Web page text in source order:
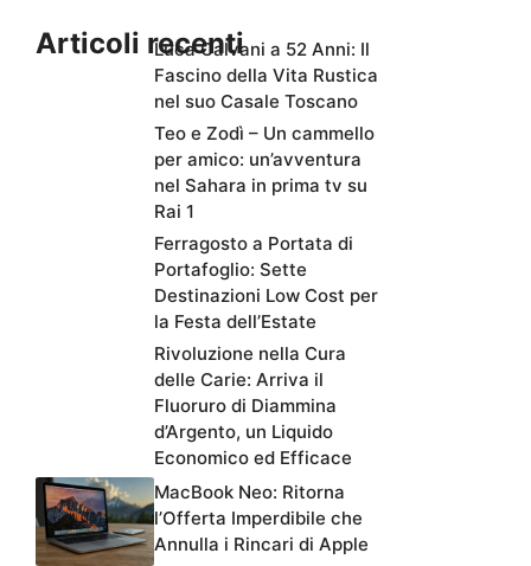
Articoli recentiLuca Calvani a 52 Anni: Il
Fascino della Vita Rustica
nel suo Casale Toscano
Teo e Zodì – Un cammello
per amico: un’avventura
nel Sahara in prima tv su
Rai 1
Ferragosto a Portata di
Portafoglio: Sette
Destinazioni Low Cost per
la Festa dell’Estate
Rivoluzione nella Cura
delle Carie: Arriva il
Fluoruro di Diammina
d’Argento, un Liquido
Economico ed Efficace
MacBook Neo: Ritorna
l’Offerta Imperdibile che
Annulla i Rincari di Apple